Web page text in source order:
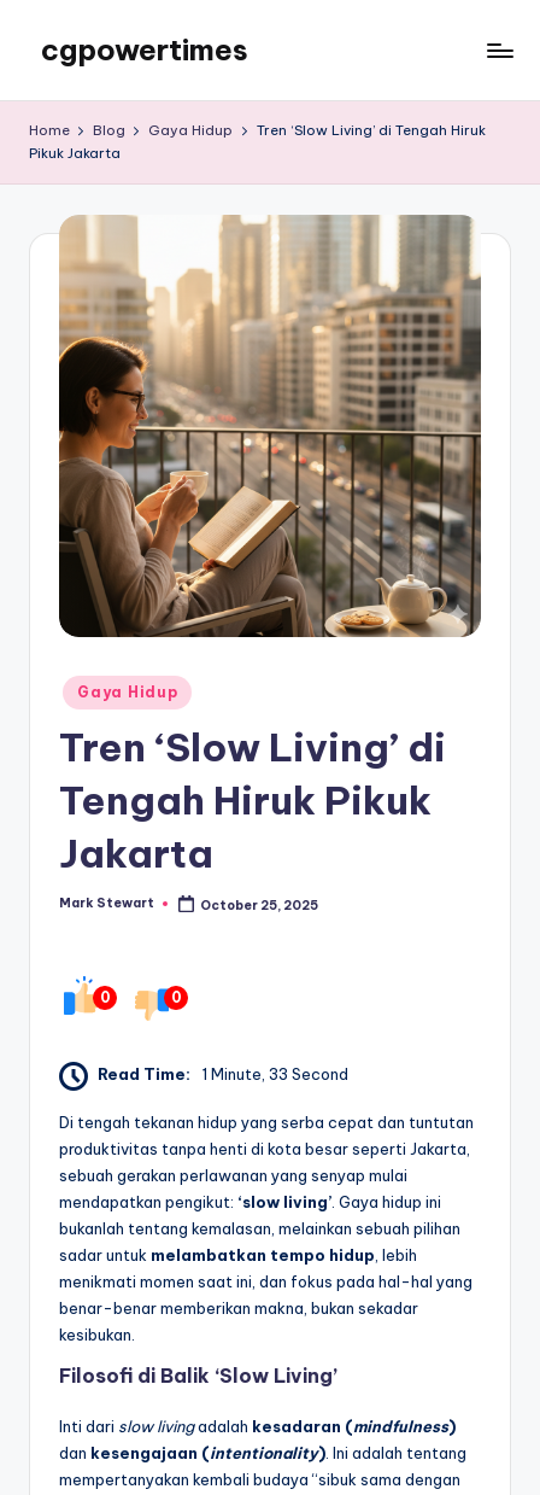
content
cgpowertimes
Home Blog Gaya Hidup
Tren ‘Slow Living’ di Tengah Hiruk
Pikuk Jakarta
Posted
in
Gaya Hidup
Tren ‘Slow Living’ di
Tengah Hiruk Pikuk
Jakarta
Posted
Mark Stewart October 25, 2025
0 0
Read Time: 1 Minute, 33 Second
Di tengah tekanan hidup yang serba cepat dan tuntutan
produktivitas tanpa henti di kota besar seperti Jakarta,
sebuah gerakan perlawanan yang senyap mulai
mendapatkan pengikut: ‘slow living’ . Gaya hidup ini
bukanlah tentang kemalasan, melainkan sebuah pilihan
sadar untuk melambatkan tempo hidup , lebih
menikmati momen saat ini, dan fokus pada hal-hal yang
benar-benar memberikan makna, bukan sekadar
kesibukan.
Filosofi di Balik ‘Slow Living’
Inti dari slow livingadalah kesadaran (mindfulness)
dan kesengajaan (intentionality) . Ini adalah tentang
mempertanyakan kembali budaya “sibuk sama dengan